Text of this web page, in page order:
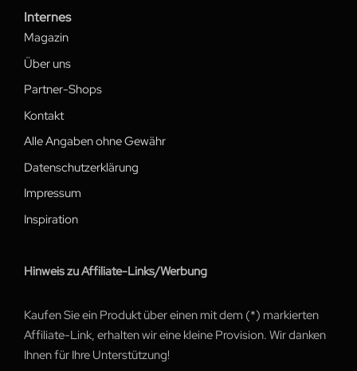
Internes
Magazin
Über uns
Partner-Shops
Kontakt
Alle Angaben ohne Gewähr
Datenschutzerklärung
Impressum
Inspiration
Hinweis zu Affiliate-Links/Werbung
Kaufen Sie ein Produkt über einen mit dem (*) markierten
Affiliate-Link, erhalten wir eine kleine Provision. Wir danken
Ihnen für Ihre Unterstützung!